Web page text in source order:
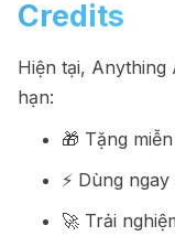
Credits
Hiện tại,
hạn:
🎁 Tặng
⚡ Dùng
🚀 Trải